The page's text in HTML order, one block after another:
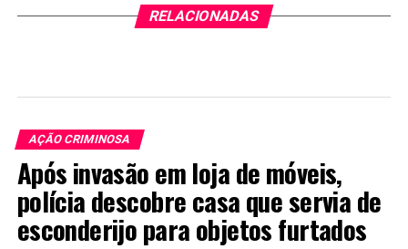
RELACIONADAS
AÇÃO CRIMINOSA
Após invasão em loja de móveis,
polícia descobre casa que servia de
esconderijo para objetos furtados